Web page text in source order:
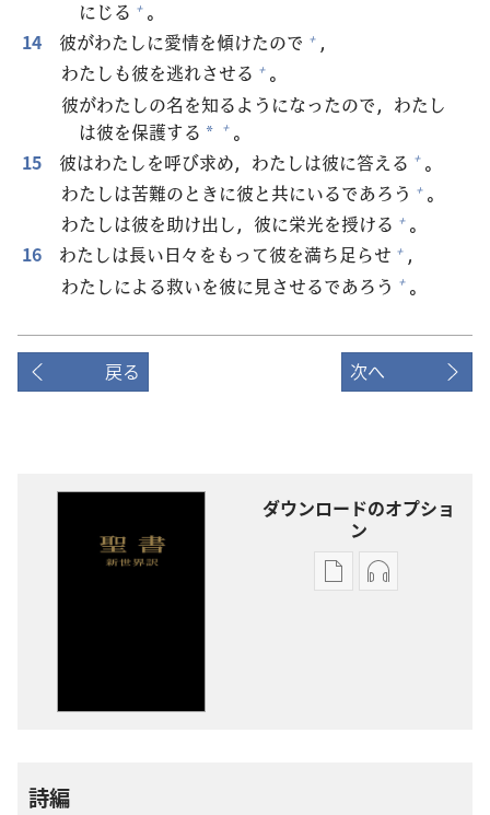
にじる + 。
14
彼がわたしに愛情を傾けたので + ，
わたしも彼を逃れさせる + 。
彼がわたしの名を知るようになったので，わたし
は彼を保護する * + 。
15
彼はわたしを呼び求め，わたしは彼に答える + 。
わたしは苦難のときに彼と共にいるであろう + 。
わたしは彼を助け出し， 彼に栄光を授ける + 。
16
わたしは長い日々 をもって彼を満ち足らせ + ，
わたしによる救いを彼に 見させるであろう + 。
戻る 次へ
ダウンロードのオプショ
ン
出
オー
詩編